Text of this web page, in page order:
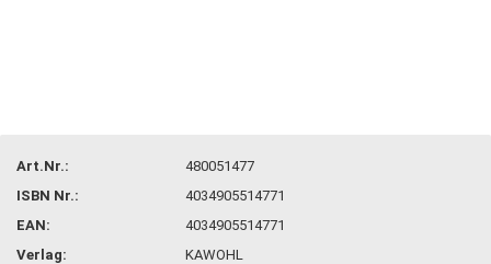
Art.Nr.:
480051477
ISBN Nr.:
4034905514771
EAN:
4034905514771
Verlag:
KAWOHL